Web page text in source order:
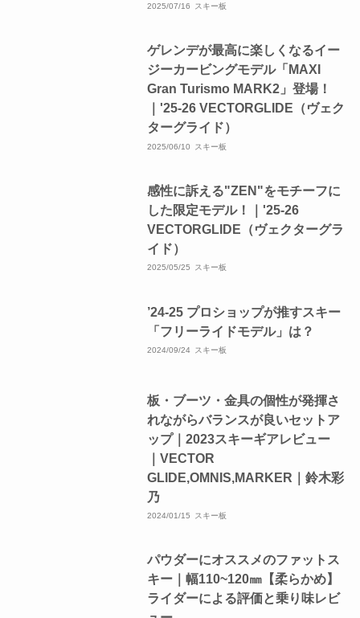
2025/07/16 スキー板
ゲレンデが最高に楽しくなるイー
ジーカービングモデル「MAXI
Gran Turismo MARK2」登場！
｜'25-26 VECTORGLIDE（ヴェク
ターグライド）
2025/06/10 スキー板
感性に訴える"ZEN"をモチーフに
した限定モデル！｜'25-26
VECTORGLIDE（ヴェクターグラ
イド）
2025/05/25 スキー板
’24-25 プロショップが推すスキー
「フリーライドモデル」は？
2024/09/24 スキー板
板・ブーツ・金具の個性が発揮さ
れながらバランスが良いセットア
ップ｜2023スキーギアレビュー
｜VECTOR
GLIDE,OMNIS,MARKER｜鈴木彩
乃
2024/01/15 スキー板
パウダーにオススメのファットス
キー｜幅110~120㎜【柔らかめ】
ライダーによる評価と乗り味レビ